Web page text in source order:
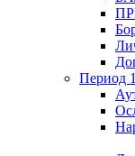
Период